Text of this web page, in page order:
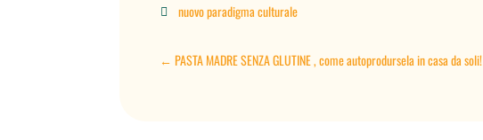
 nuovo paradigma culturale
←PASTA MADRE SENZA GLUTINE , come autoprodursela in casa da soli!